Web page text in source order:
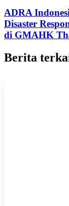
ADRA
Disaster
di GMAHK
Berita